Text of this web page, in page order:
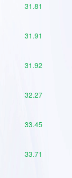
31.81
31.91
31.92
32.27
33.45
33.71